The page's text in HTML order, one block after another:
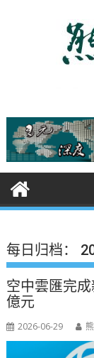
t
每日归档：
空中雲匯完
億元
2026-06-29